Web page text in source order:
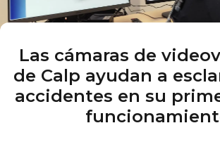
Las cámaras de
de Calp ayudan a
accidentes en su